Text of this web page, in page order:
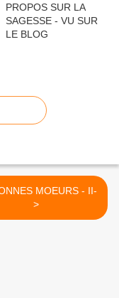
MOEURS - II-
>